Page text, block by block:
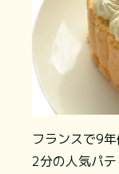
フランスで9
2分の人気パ